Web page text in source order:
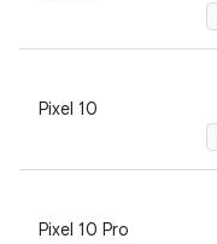
Pixel 10
Pixel 10 Pro